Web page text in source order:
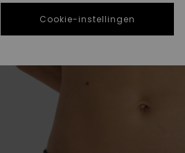
Cookie-instellingen